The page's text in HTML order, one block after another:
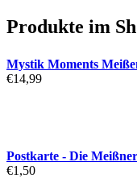
Produkte im
Mystik Moments
€14,99
Postkarte - Die
€1,50